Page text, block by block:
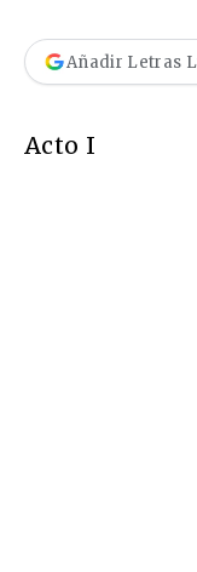
Añadir Letras
Acto I